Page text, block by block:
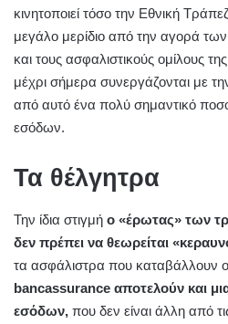
κινητοποιεί τόσο την Εθνική
μεγάλο μερίδιο από την αγορά
και τους ασφαλιστικούς ομίλους
μέχρι σήμερα συνεργάζονται με
από αυτό ένα πολύ σημαντικό
εσόδων.
Τα θέλγητρα
Την ίδια στιγμή ο «έρωτας» των
δεν πρέπει να θεωρείται
τα ασφάλιστρα που καταβάλλουν
bancassurance αποτελούν και
εσόδων, που δεν είναι άλλη από